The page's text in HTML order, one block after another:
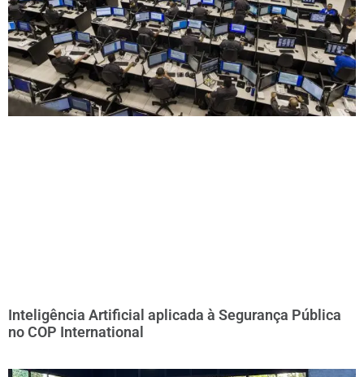
Inteligência Artificial aplicada à Segurança Pública
no COP International